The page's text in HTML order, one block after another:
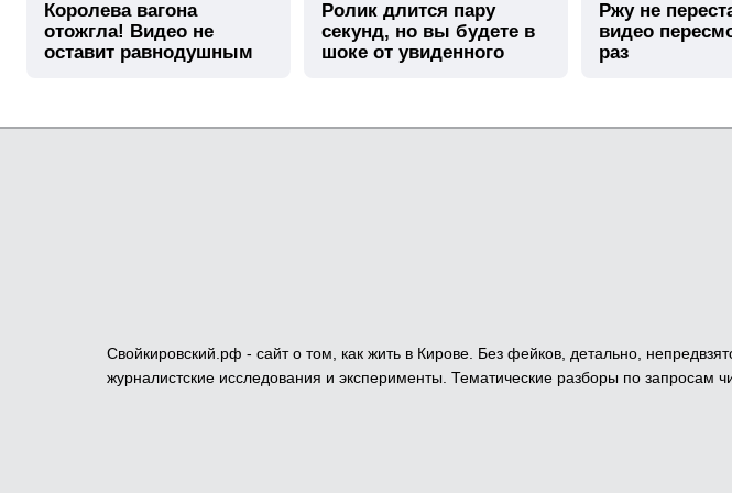
Королева вагона
отожгла! Видео не
оставит равнодушным
Ролик длится пару
секунд, но вы будете в
шоке от увиденного
Ржу не
видео
раз
Свойкировский.рф - сайт о том, как жить в Кирове. Без фейков, детально,
журналистские исследования и эксперименты. Тематические разборы по